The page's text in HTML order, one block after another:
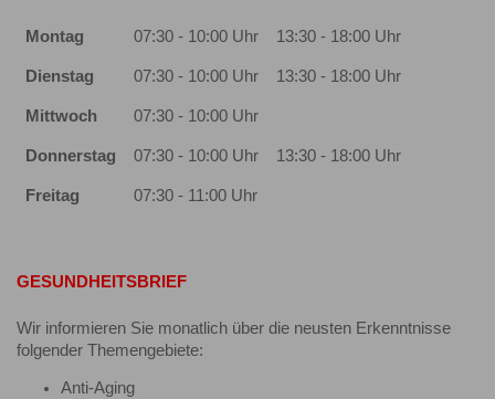
Montag 07:30 - 10:00 Uhr 13:30 - 18:00 Uhr
Dienstag 07:30 - 10:00 Uhr 13:30 - 18:00 Uhr
Mittwoch 07:30 - 10:00 Uhr
Donnerstag 07:30 - 10:00 Uhr 13:30 - 18:00 Uhr
Freitag 07:30 - 11:00 Uhr
GESUNDHEITSBRIEF
Wir informieren Sie monatlich über die neusten Erkenntnisse
folgender Themengebiete:
Anti-Aging